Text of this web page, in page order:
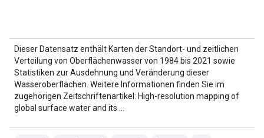
Dieser Datensatz enthält Karten der Standort- und zeitlichen
Verteilung von Oberflächenwasser von 1984 bis 2021 sowie
Statistiken zur Ausdehnung und Veränderung dieser
Wasseroberflächen. Weitere Informationen finden Sie im
zugehörigen Zeitschriftenartikel: High-resolution mapping of
global surface water and its …